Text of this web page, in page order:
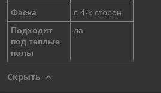
Фаска
с 4-x сторон
Подходит
под теплые
полы
да
Скрыть